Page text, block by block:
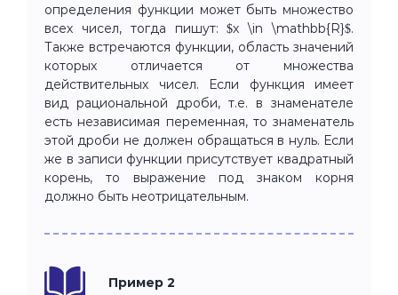
определения функции может быть множество
всех чисел, тогда пишут: $x \in \mathbb{R}$.
Также встречаются функции, область значений
которых отличается от множества
действительных чисел. Если функция имеет
вид рациональной дроби, т.е. в знаменателе
есть независимая переменная, то знаменатель
этой дроби не должен обращаться в нуль. Если
же в записи функции присутствует квадратный
корень, то выражение под знаком корня
должно быть неотрицательным.
Пример 2